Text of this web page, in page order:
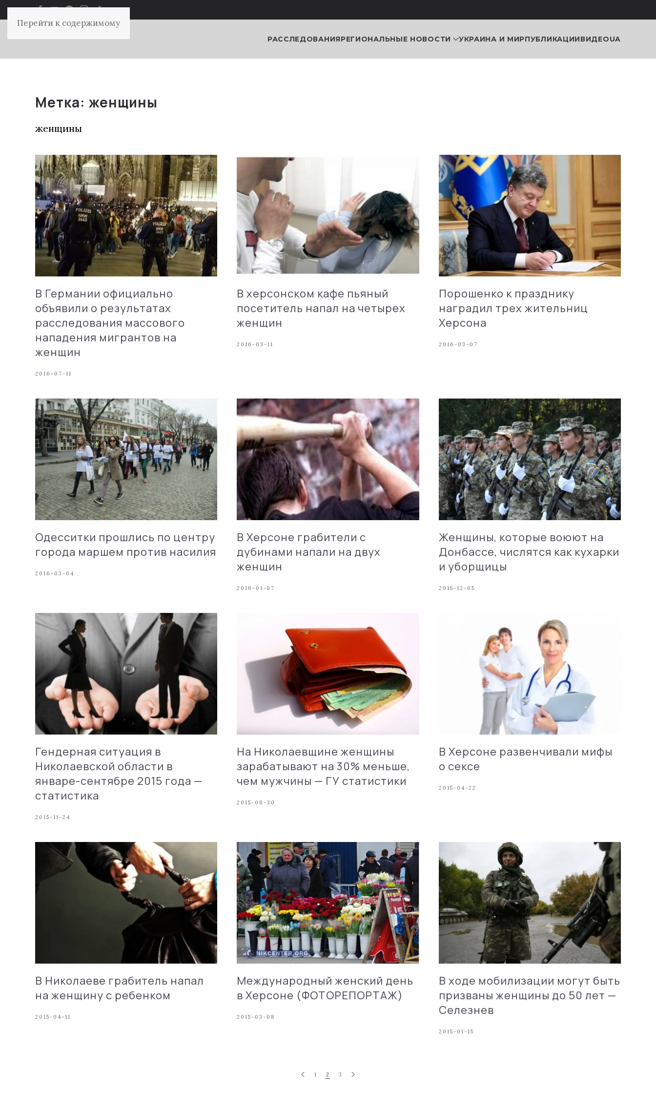
Перейти к содержимому
РАССЛЕДОВАНИЯРЕГИОНАЛЬНЫЕ НОВОСТИ УКРАИНА И МИРПУБЛИКАЦИИВИДЕОUA
Метка: женщины
женщины
В Германии официально
объявили о результатах
расследования массового
нападения мигрантов на
женщин
2016-07-11
В херсонском кафе пьяный
посетитель напал на четырех
женщин
2016-03-11
Порошенко к празднику
наградил трех жительниц
Херсона
2016-03-07
Одесситки прошлись по центру
города маршем против насилия
2016-03-04
В Херсоне грабители с
дубинами напали на двух
женщин
2016-01-07
Женщины, которые воюют на
Донбассе, числятся как кухарки
и уборщицы
2015-12-05
Гендерная ситуация в
Николаевской области в
январе-сентябре 2015 года —
статистика
2015-11-24
На Николаевщине женщины
зарабатывают на 30% меньше,
чем мужчины — ГУ статистики
2015-08-30
В Херсоне развенчивали мифы
о сексе
2015-04-22
В Николаеве грабитель напал
на женщину с ребенком
2015-04-11
Международный женский день
в Херсоне (ФОТОРЕПОРТАЖ)
2015-03-08
В ходе мобилизации могут быть
призваны женщины до 50 лет —
Селезнев
2015-01-15
1 2 3